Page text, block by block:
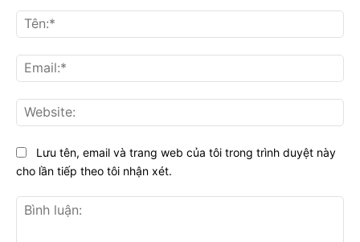
Lưu tên, email và trang web của tôi trong trình duyệt này
cho lần tiếp theo tôi nhận xét.